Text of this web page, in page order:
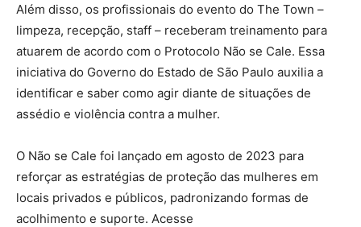
Além disso, os profissionais do evento do The Town –
limpeza, recepção, staff – receberam treinamento para
atuarem de acordo com o Protocolo Não se Cale. Essa
iniciativa do Governo do Estado de São Paulo auxilia a
identificar e saber como agir diante de situações de
assédio e violência contra a mulher.
O Não se Cale foi lançado em agosto de 2023 para
reforçar as estratégias de proteção das mulheres em
locais privados e públicos, padronizando formas de
acolhimento e suporte. Acesse